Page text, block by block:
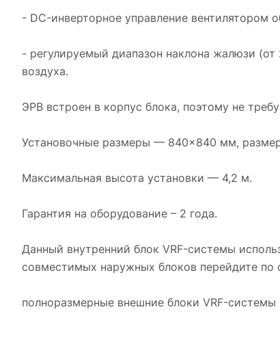
- DC-инверторное управление вентилятором
- регулируемый диапазон наклона жалюзи
воздуха.
ЭРВ встроен в корпус блока, поэтому не
Установочные размеры — 840×840 мм,
Максимальная высота установки — 4,2 м.
Гарантия на оборудование – 2 года.
Данный внутренний блок VRF-системы
совместимых наружных блоков перейдите
полноразмерные внешние блоки VRF-системы